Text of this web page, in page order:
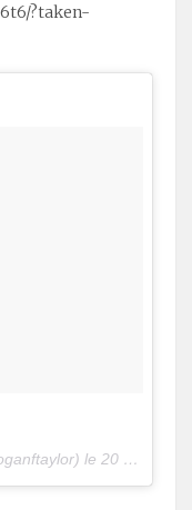
?taken-
le 20 Nov. 2015 à 8h28 PST